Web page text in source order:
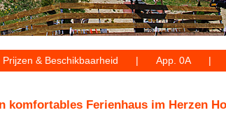
Prijzen & Beschikbaarheid App. 0A
Ferienhaus im Herzen